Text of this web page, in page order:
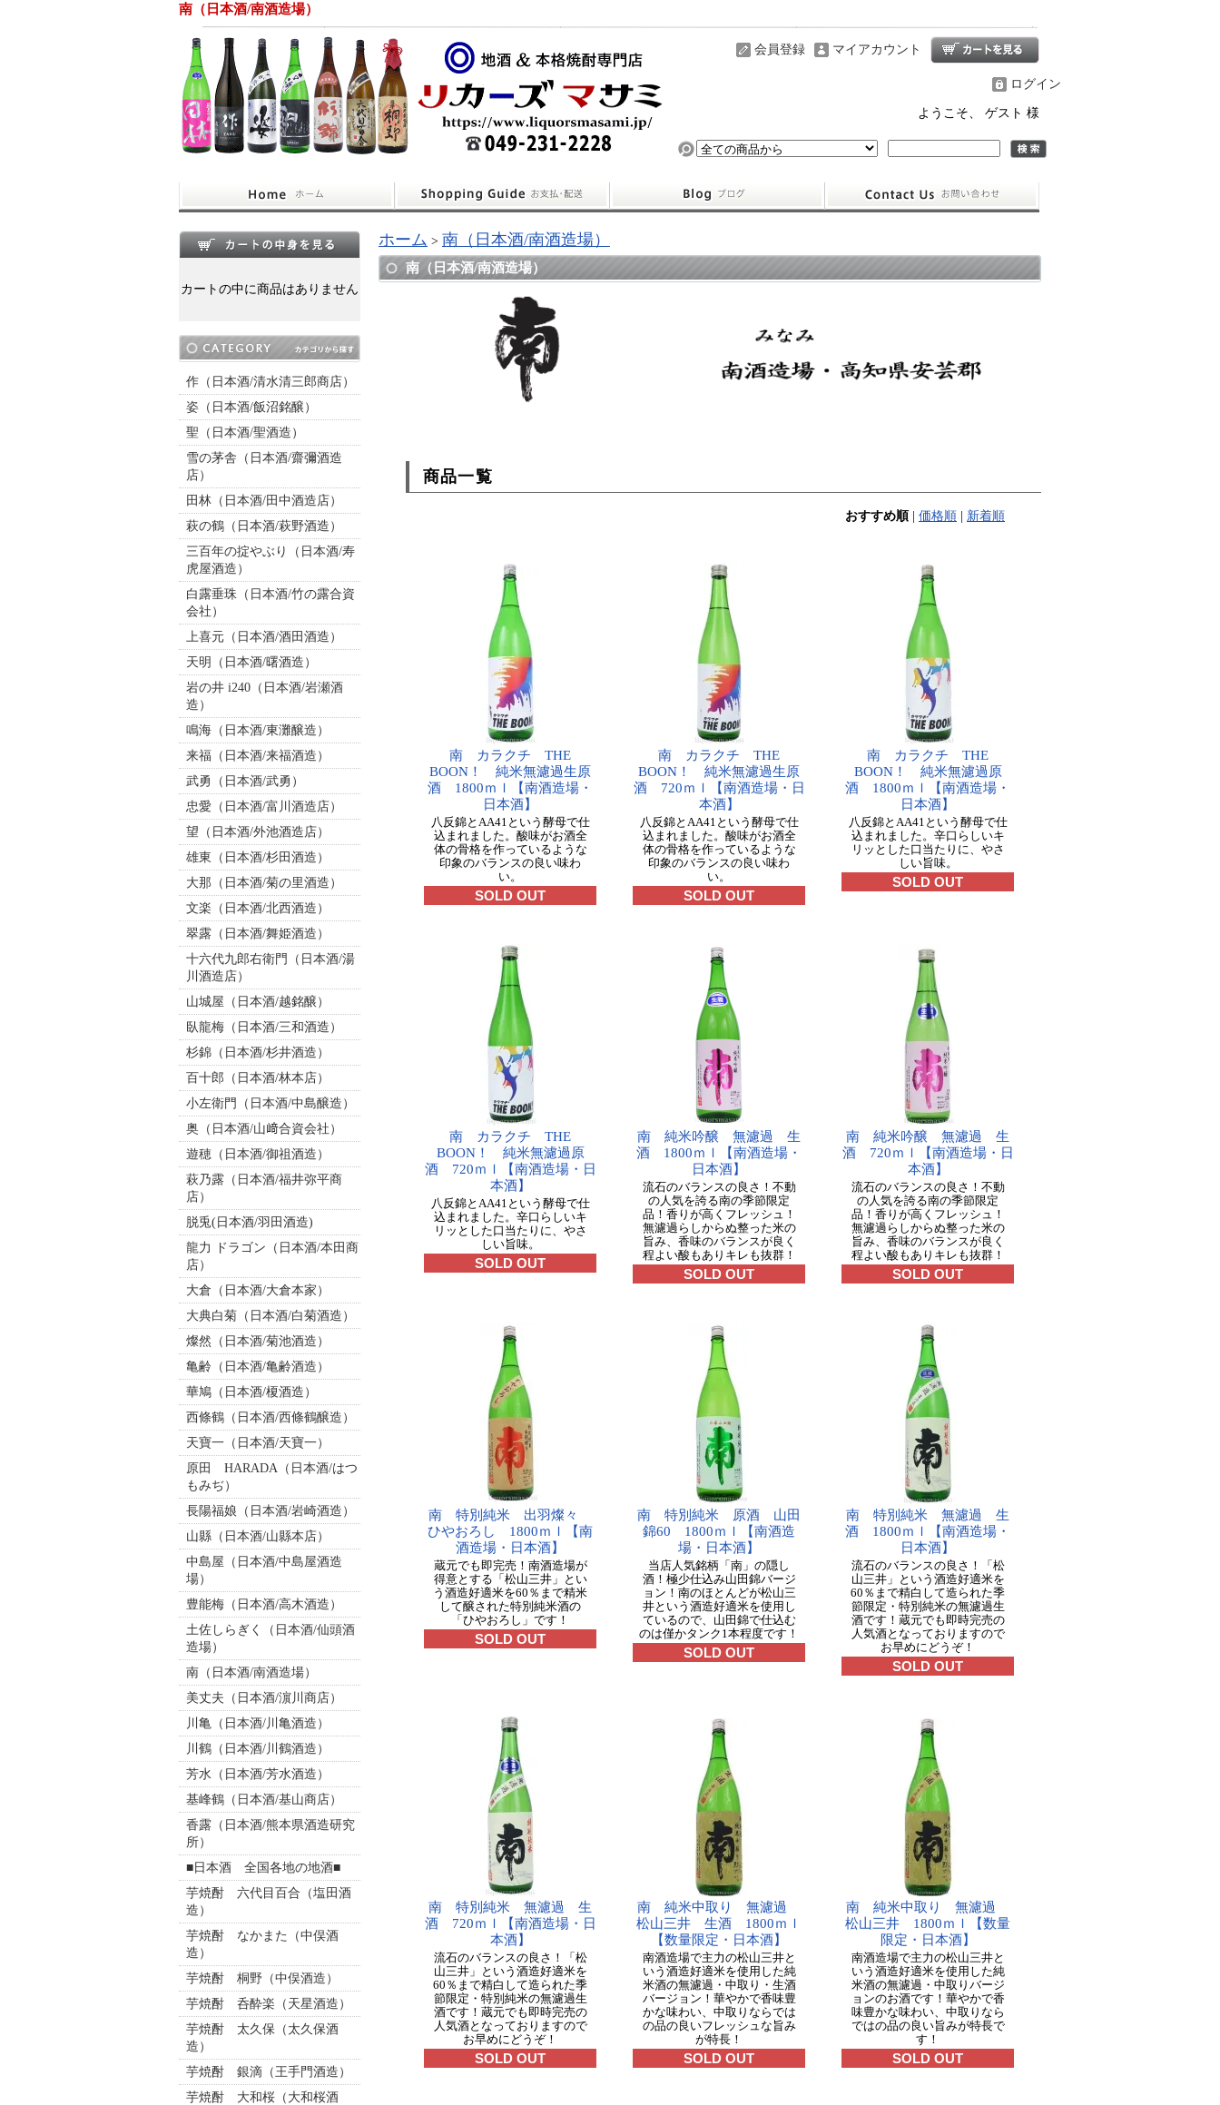
南（日本酒/南酒造場）
マイアカウント
会員登録
ログイン
ようこそ、 ゲスト 様
カートの中に商品はありません
作（日本酒/清水清三郎商店）
姿（日本酒/飯沼銘醸）
聖（日本酒/聖酒造）
雪の茅舎（日本酒/齋彌酒造
店）
田林（日本酒/田中酒造店）
萩の鶴（日本酒/萩野酒造）
三百年の掟やぶり（日本酒/寿
虎屋酒造）
白露垂珠（日本酒/竹の露合資
会社）
上喜元（日本酒/酒田酒造）
天明（日本酒/曙酒造）
岩の井 i240（日本酒/岩瀬酒
造）
鳴海（日本酒/東灘醸造）
来福（日本酒/来福酒造）
武勇（日本酒/武勇）
忠愛（日本酒/富川酒造店）
望（日本酒/外池酒造店）
雄東（日本酒/杉田酒造）
大那（日本酒/菊の里酒造）
文楽（日本酒/北西酒造）
翠露（日本酒/舞姫酒造）
十六代九郎右衛門（日本酒/湯
川酒造店）
山城屋（日本酒/越銘醸）
臥龍梅（日本酒/三和酒造）
杉錦（日本酒/杉井酒造）
百十郎（日本酒/林本店）
小左衛門（日本酒/中島醸造）
奥（日本酒/山﨑合資会社）
遊穂（日本酒/御祖酒造）
萩乃露（日本酒/福井弥平商
店）
脱兎(日本酒/羽田酒造)
龍力 ドラゴン（日本酒/本田商
店）
大倉（日本酒/大倉本家）
大典白菊（日本酒/白菊酒造）
燦然（日本酒/菊池酒造）
亀齢（日本酒/亀齢酒造）
華鳩（日本酒/榎酒造）
西條鶴（日本酒/西條鶴醸造）
天寶一（日本酒/天寶一）
原田 HARADA（日本酒/はつ
もみぢ）
長陽福娘（日本酒/岩崎酒造）
山縣（日本酒/山縣本店）
中島屋（日本酒/中島屋酒造
場）
豊能梅（日本酒/高木酒造）
土佐しらぎく（日本酒/仙頭酒
造場）
南（日本酒/南酒造場）
美丈夫（日本酒/濵川商店）
川亀（日本酒/川亀酒造）
川鶴（日本酒/川鶴酒造）
芳水（日本酒/芳水酒造）
基峰鶴（日本酒/基山商店）
香露（日本酒/熊本県酒造研究
所）
■日本酒 全国各地の地酒■
芋焼酎 六代目百合（塩田酒
造）
芋焼酎 なかまた（中俣酒
造）
芋焼酎 桐野（中俣酒造）
芋焼酎 呑酔楽（天星酒造）
芋焼酎 太久保（太久保酒
造）
芋焼酎 銀滴（王手門酒造）
芋焼酎 大和桜（大和桜酒
ホーム > 南（日本酒/南酒造場）
南（日本酒/南酒造場）
商品一覧
おすすめ順 価格順 新着順
南 カラクチ THE
BOON！ 純米無濾過生原
酒 1800ｍｌ【南酒造場・
日本酒】
八反錦とAA41という酵母で仕
込まれました。酸味がお酒全
体の骨格を作っているような
印象のバランスの良い味わ
い。
SOLD OUT
南 カラクチ THE
BOON！ 純米無濾過生原
酒 720ｍｌ【南酒造場・日
本酒】
八反錦とAA41という酵母で仕
込まれました。酸味がお酒全
体の骨格を作っているような
印象のバランスの良い味わ
い。
SOLD OUT
南 カラクチ THE
BOON！ 純米無濾過原
酒 1800ｍｌ【南酒造場・
日本酒】
八反錦とAA41という酵母で仕
込まれました。辛口らしいキ
リッとした口当たりに、やさ
しい旨味。
SOLD OUT
南 カラクチ THE
BOON！ 純米無濾過原
酒 720ｍｌ【南酒造場・日
本酒】
八反錦とAA41という酵母で仕
込まれました。辛口らしいキ
リッとした口当たりに、やさ
しい旨味。
SOLD OUT
南 純米吟醸 無濾過 生
酒 1800ｍｌ【南酒造場・
日本酒】
流石のバランスの良さ！不動
の人気を誇る南の季節限定
品！香りが高くフレッシュ！
無濾過らしからぬ整った米の
旨み、香味のバランスが良く
程よい酸もありキレも抜群！
SOLD OUT
南 純米吟醸 無濾過 生
酒 720ｍｌ【南酒造場・日
本酒】
流石のバランスの良さ！不動
の人気を誇る南の季節限定
品！香りが高くフレッシュ！
無濾過らしからぬ整った米の
旨み、香味のバランスが良く
程よい酸もありキレも抜群！
SOLD OUT
南 特別純米 出羽燦々
ひやおろし 1800ｍｌ【南
酒造場・日本酒】
蔵元でも即完売！南酒造場が
得意とする「松山三井」とい
う酒造好適米を60％まで精米
して醸された特別純米酒の
「ひやおろし」です！
SOLD OUT
南 特別純米 原酒 山田
錦60 1800ｍｌ【南酒造
場・日本酒】
当店人気銘柄「南」の隠し
酒！極少仕込み山田錦バージ
ョン！南のほとんどが松山三
井という酒造好適米を使用し
ているので、山田錦で仕込む
のは僅かタンク1本程度です！
SOLD OUT
南 特別純米 無濾過 生
酒 1800ｍｌ【南酒造場・
日本酒】
流石のバランスの良さ！「松
山三井」という酒造好適米を
60％まで精白して造られた季
節限定・特別純米の無濾過生
酒です！蔵元でも即時完売の
人気酒となっておりますので
お早めにどうぞ！
SOLD OUT
南 特別純米 無濾過 生
酒 720ｍｌ【南酒造場・日
本酒】
流石のバランスの良さ！「松
山三井」という酒造好適米を
60％まで精白して造られた季
節限定・特別純米の無濾過生
酒です！蔵元でも即時完売の
人気酒となっておりますので
お早めにどうぞ！
SOLD OUT
南 純米中取り 無濾過
松山三井 生酒 1800ｍｌ
【数量限定・日本酒】
南酒造場で主力の松山三井と
いう酒造好適米を使用した純
米酒の無濾過・中取り・生酒
バージョン！華やかで香味豊
かな味わい、中取りならでは
の品の良いフレッシュな旨み
が特長！
SOLD OUT
南 純米中取り 無濾過
松山三井 1800ｍｌ【数量
限定・日本酒】
南酒造場で主力の松山三井と
いう酒造好適米を使用した純
米酒の無濾過・中取りバージ
ョンのお酒です！華やかで香
味豊かな味わい、中取りなら
ではの品の良い旨みが特長で
す！
SOLD OUT